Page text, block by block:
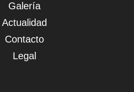
Galería
Actualidad
Contacto
Legal